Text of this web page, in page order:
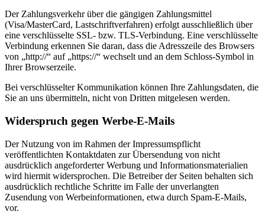
Der Zahlungsverkehr über die gängigen Zahlungsmittel
(Visa/MasterCard, Lastschriftverfahren) erfolgt ausschließlich über
eine verschlüsselte SSL- bzw. TLS-Verbindung. Eine verschlüsselte
Verbindung erkennen Sie daran, dass die Adresszeile des Browsers
von „http://“ auf „https://“ wechselt und an dem Schloss-Symbol in
Ihrer Browserzeile.
Bei verschlüsselter Kommunikation können Ihre Zahlungsdaten, die
Sie an uns übermitteln, nicht von Dritten mitgelesen werden.
Widerspruch gegen Werbe-E-Mails
Der Nutzung von im Rahmen der Impressumspflicht
veröffentlichten Kontaktdaten zur Übersendung von nicht
ausdrücklich angeforderter Werbung und Informationsmaterialien
wird hiermit widersprochen. Die Betreiber der Seiten behalten sich
ausdrücklich rechtliche Schritte im Falle der unverlangten
Zusendung von Werbeinformationen, etwa durch Spam-E-Mails,
vor.